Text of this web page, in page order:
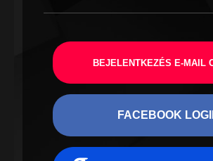
BEJELENTKEZÉS E-MAIL
FACEBOOK